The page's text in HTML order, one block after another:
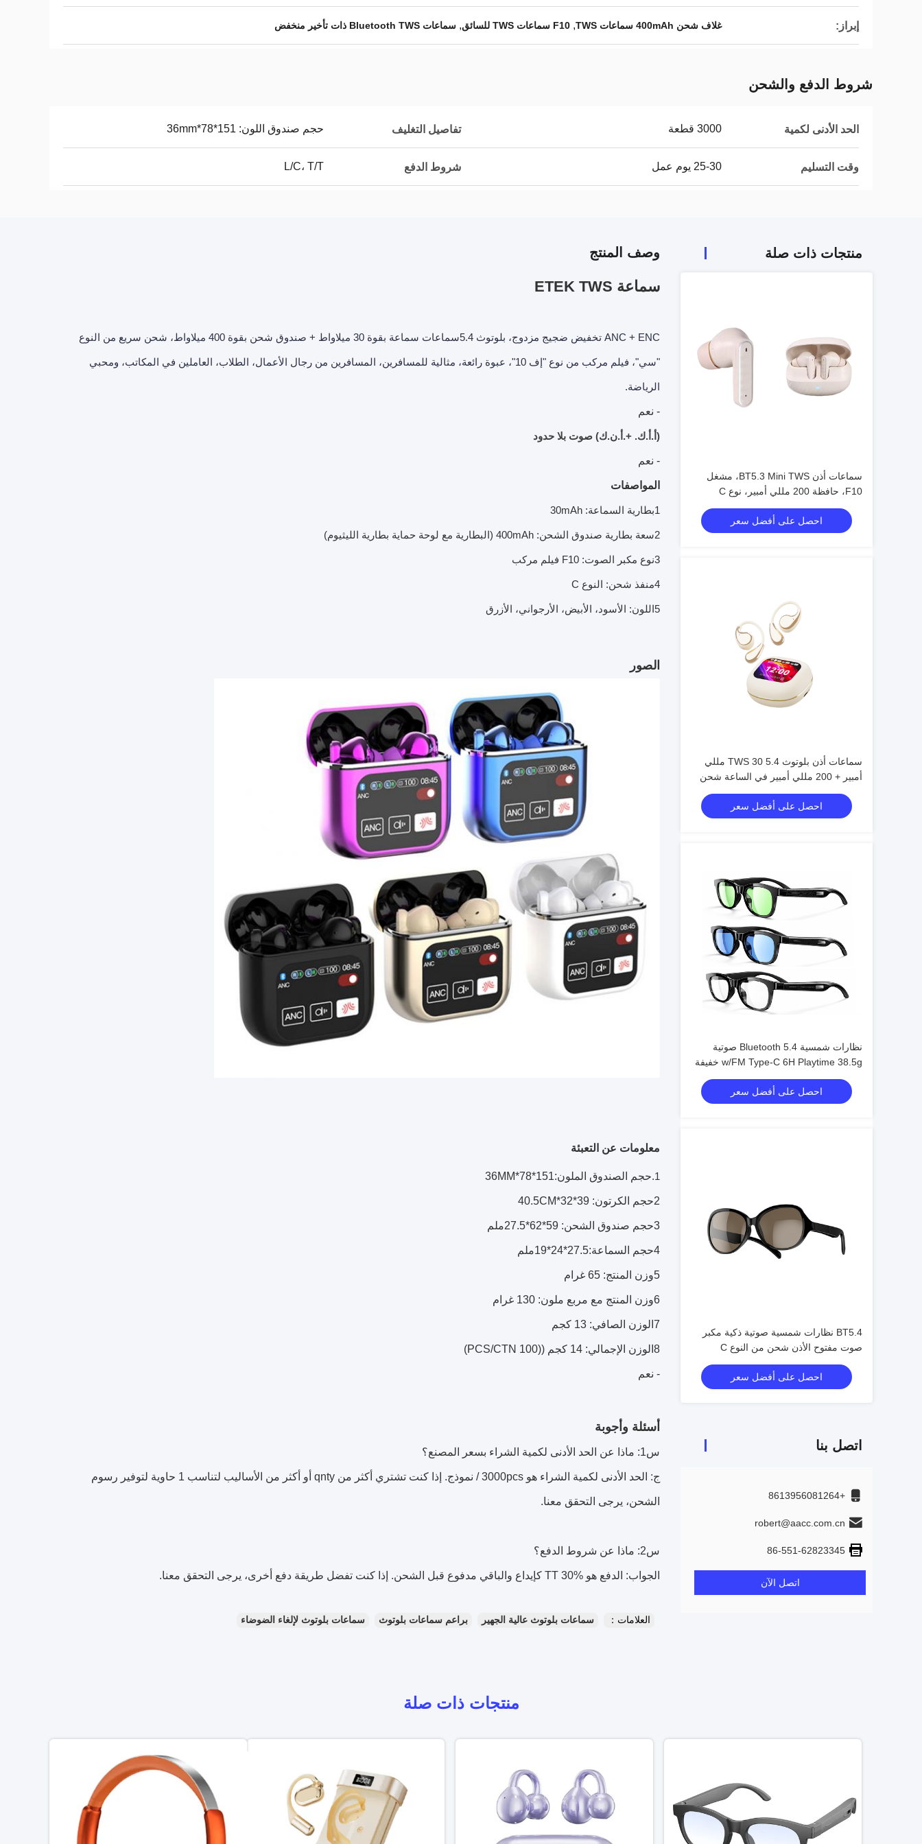
إبراز: غلاف شحن 400mAh سماعات TWS , F10 سماعات TWS للسائق , سماعات Bluetooth TWS ذات تأخير منخفض
شروط الدفع والشحن
الحد الأدنى لكمية 3000 قطعة تفاصيل التغليف حجم صندوق اللون: 151*78*36mm
وقت التسليم 25-30 يوم عمل شروط الدفع L/C، T/T
منتجات ذات صلة
سماعات أذن BT5.3 Mini TWS، مشغل
F10، حافظة 200 مللي أمبير، نوع C
احصل على أفضل سعر
سماعات أذن بلوتوث 5.4 TWS 30 مللي
أمبير + 200 مللي أمبير في الساعة شحن
سريع من النوع C
احصل على أفضل سعر
نظارات شمسية Bluetooth 5.4 صوتية
w/FM Type-C 6H Playtime 38.5g خفيفة
الوزن متعددة الألوان
احصل على أفضل سعر
BT5.4 نظارات شمسية صوتية ذكية مكبر
صوت مفتوح الأذن شحن من النوع C
احصل على أفضل سعر
اتصل بنا
+8613956081264
robert@aacc.com.cn
86-551-62823345
اتصل الآن
وصف المنتج
سماعة ETEK TWS
ANC + ENC تخفيض ضجيج مزدوج، بلوتوث 5.4سماعات سماعة بقوة 30 ميلاواط + صندوق شحن بقوة 400 ميلاواط، شحن سريع من النوع
"سي"، فيلم مركب من نوع "إف 10"، عبوة رائعة، مثالية للمسافرين، المسافرين من رجال الأعمال، الطلاب، العاملين في المكاتب، ومحبي
الرياضة.
- نعم
(أ.أ.ك. +.أ.ن.ك) صوت بلا حدود
- نعم
المواصفات
1بطارية السماعة: 30mAh
2سعة بطارية صندوق الشحن: 400mAh (البطارية مع لوحة حماية بطارية الليثيوم)
3نوع مكبر الصوت: F10 فيلم مركب
4منفذ شحن: النوع C
5اللون: الأسود، الأبيض، الأرجواني، الأزرق
الصور
معلومات عن التعبئة
1. حجم الصندوق الملون:151*78*36MM
2حجم الكرتون: 39*32*40.5CM
3حجم صندوق الشحن: 59*62*27.5ملم
4حجم السماعة:27.5*24*19ملم
5وزن المنتج: 65 غرام
6وزن المنتج مع مربع ملون: 130 غرام
7الوزن الصافي: 13 كجم
8الوزن الإجمالي: 14 كجم ((100 PCS/CTN)
- نعم
أسئلة وأجوبة
س1: ماذا عن الحد الأدنى لكمية الشراء بسعر المصنع؟
ج: الحد الأدنى لكمية الشراء هو 3000pcs / نموذج. إذا كنت تشتري أكثر من qnty أو أكثر من الأساليب لتناسب 1 حاوية لتوفير رسوم
الشحن، يرجى التحقق معنا.
س2: ماذا عن شروط الدفع؟
الجواب: الدفع هو TT 30% كإيداع والباقي مدفوع قبل الشحن. إذا كنت تفضل طريقة دفع أخرى، يرجى التحقق معنا.
العلامات： سماعات بلوتوث عالية الجهير براعم سماعات بلوتوث سماعات بلوتوث لإلغاء الضوضاء
منتجات ذات صلة